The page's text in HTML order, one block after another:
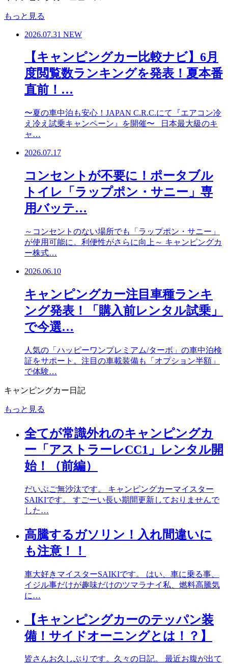
もっと見る
2026.07.31 NEW
【キャンピングカー比較ナビ】6月
度閲覧数ランキングを発表！夏本番
直前！…
〜夏の車中泊も安心！JAPAN C.R.C.にて『エアコン冷
え冷え試乗キャンペーン』を開催〜 日本最大級のキ
ャ…
2026.07.17
コンセントが不要に！ポータブル
トイレ「ラップポン・サニー」専
用バッテ…
～コンセントのない場所でも「ラップポン・サニー」
が使用可能に。利便性がさらに向上～ キャンピングカ
ー株式…
2026.06.10
キャンピングカー注目車種ランキ
ング発表！「購入前レンタル試乗」
で今選…
人気の「ハッピーワンプレミアム/ターボ」の車中泊検
証をサポート。注目の車載装備も「オプション半額」
で体験…
キャンピングカー日記
もっと見る
全てが常識外れのキャンピングカ
ー「アストラーレCC1」レンタル開
始！（前編）
だいぶご無沙汰です。 キャンピングカーマイスター
SAIKIです。 すごーい長い期間更新しておりませんで
した…
高騰するガソリン！入れ間違いに
も注意！！
車大好きマイスターSAIKIです。 はい、車に乗る事、
イジル事だけが趣味だけのツマラナイ私、燃料高騰気
に…
【キャンピングカーのテッパン装
備！サイドオーニングとは！？】
皆さんお久しぶりです。久々の日記。 最近お腹が出て